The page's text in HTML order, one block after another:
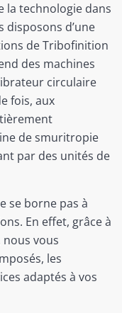
la technologie dans
d’une
de Tribofinition
des machines
circulaire
fois, aux
de smuritropie
par des unités de
se borne pas à
En effet, grâce à
nous vous
les
adaptés à vos